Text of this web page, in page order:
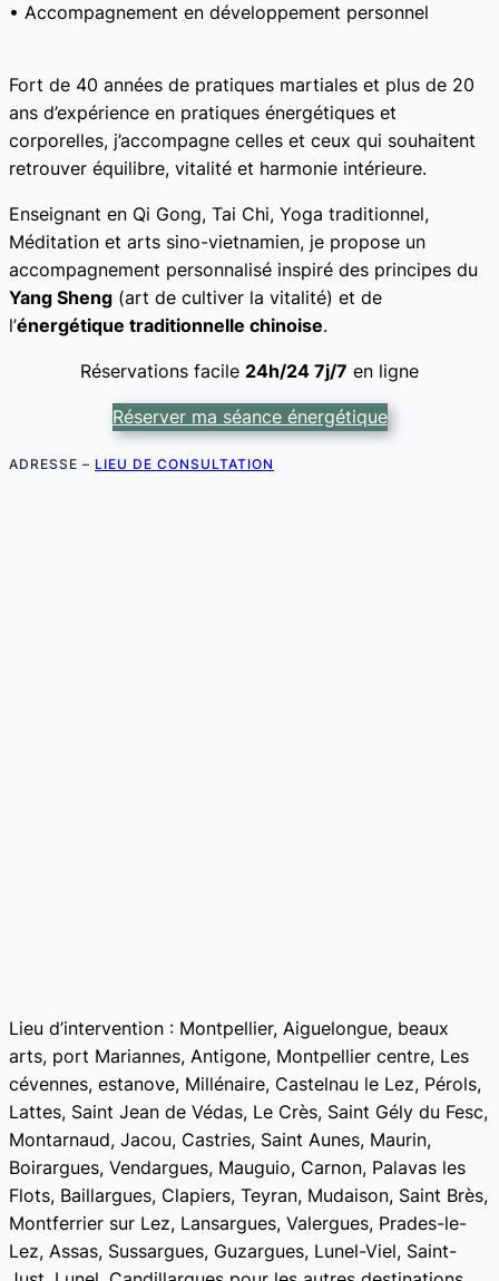
• Accompagnement en développement personnel
Fort de 40 années de pratiques martiales et plus de 20
ans d’expérience en pratiques énergétiques et
corporelles, j’accompagne celles et ceux qui souhaitent
retrouver équilibre, vitalité et harmonie intérieure.
Enseignant en Qi Gong, Tai Chi, Yoga traditionnel,
Méditation et arts sino-vietnamien, je propose un
accompagnement personnalisé inspiré des principes du
Yang Sheng (art de cultiver la vitalité) et de
l’énergétique traditionnelle chinoise.
Réservations facile 24h/24 7j/7 en ligne
Réserver ma séance énergétique
ADRESSE – LIEU DE CONSULTATION
Lieu d’intervention : Montpellier, Aiguelongue, beaux
arts, port Mariannes, Antigone, Montpellier centre, Les
cévennes, estanove, Millénaire, Castelnau le Lez, Pérols,
Lattes, Saint Jean de Védas, Le Crès, Saint Gély du Fesc,
Montarnaud, Jacou, Castries, Saint Aunes, Maurin,
Boirargues, Vendargues, Mauguio, Carnon, Palavas les
Flots, Baillargues, Clapiers, Teyran, Mudaison, Saint Brès,
Montferrier sur Lez, Lansargues, Valergues, Prades-le-
Lez, Assas, Sussargues, Guzargues, Lunel-Viel, Saint-